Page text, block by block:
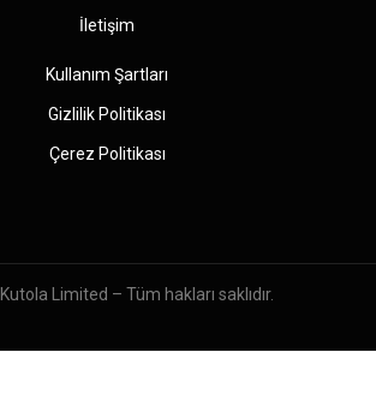
İletişim
Kullanım Şartları
Gizlilik Politikası
Çerez Politikası
Kutola Limited – Tüm hakları saklıdır.